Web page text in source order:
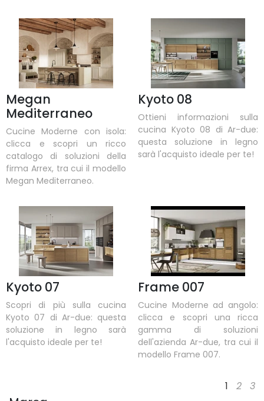
Megan
Mediterraneo
Cucine Moderne con isola:
clicca e scopri un ricco
catalogo di soluzioni della
firma Arrex, tra cui il modello
Megan Mediterraneo.
Kyoto 08
Ottieni informazioni sulla
cucina Kyoto 08 di Ar-due:
questa soluzione in legno
sarà l'acquisto ideale per te!
Kyoto 07
Scopri di più sulla cucina
Kyoto 07 di Ar-due: questa
soluzione in legno sarà
l'acquisto ideale per te!
Frame 007
Cucine Moderne ad angolo:
clicca e scopri una ricca
gamma di soluzioni
dell'azienda Ar-due, tra cui il
modello Frame 007.
1 2 3